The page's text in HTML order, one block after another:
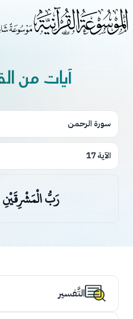
آيات من
سورة الرحمن
الآية 17
رَبُّ
التَّفسير